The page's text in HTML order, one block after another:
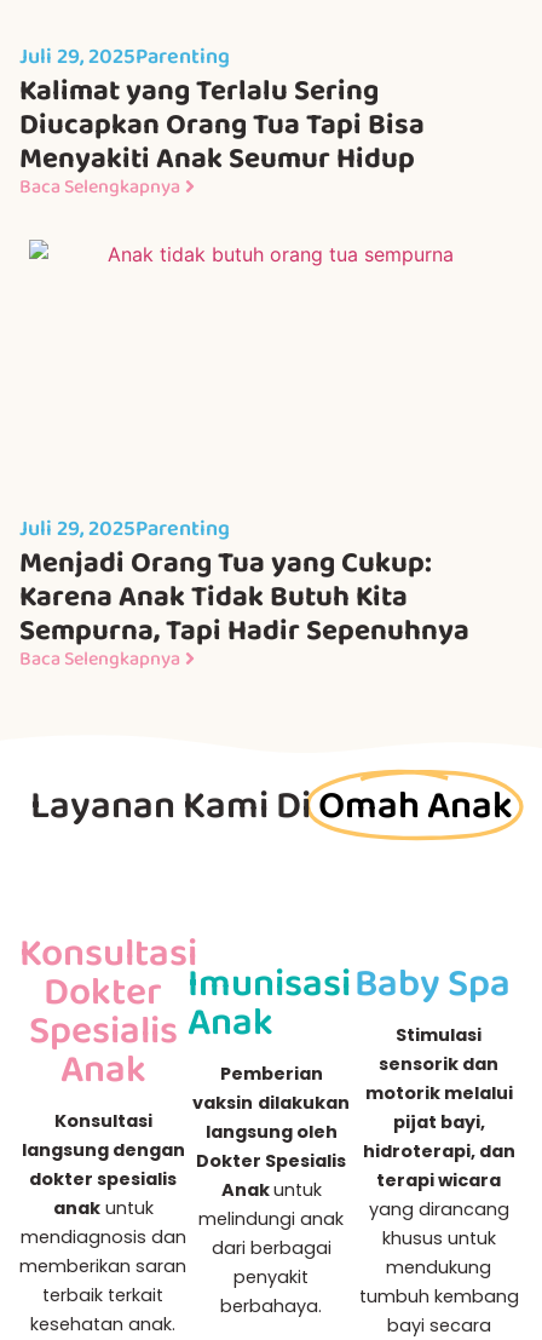
Juli 29, 2025Parenting
Kalimat yang Terlalu Sering
Diucapkan Orang Tua Tapi Bisa
Menyakiti Anak Seumur Hidup
Baca Selengkapnya
Juli 29, 2025Parenting
Menjadi Orang Tua yang Cukup:
Karena Anak Tidak Butuh Kita
Sempurna, Tapi Hadir Sepenuhnya
Baca Selengkapnya
Layanan Kami DiOmah Anak
Konsultasi
Dokter
Spesialis
Anak
Konsultasi
langsung dengan
dokter spesialis
anakuntuk
mendiagnosis dan
memberikan saran
terbaik terkait
kesehatan anak.
Imunisasi
Anak
Pemberian
vaksin dilakukan
langsung oleh
Dokter Spesialis
Anakuntuk
melindungi anak
dari berbagai
penyakit
berbahaya.
Baby Spa
Stimulasi
sensorik dan
motorik melalui
pijat bayi,
hidroterapi, dan
terapi wicara
yang dirancang
khusus untuk
mendukung
tumbuh kembang
bayi secara